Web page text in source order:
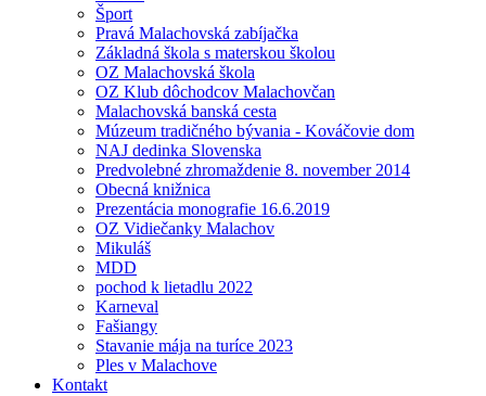
Šport
Pravá Malachovská zabíjačka
Základná škola s materskou školou
OZ Malachovská škola
OZ Klub dôchodcov Malachovčan
Malachovská banská cesta
Múzeum tradičného bývania - Kováčovie dom
NAJ dedinka Slovenska
Predvolebné zhromaždenie 8. november 2014
Obecná knižnica
Prezentácia monografie 16.6.2019
OZ Vidiečanky Malachov
Mikuláš
MDD
pochod k lietadlu 2022
Karneval
Fašiangy
Stavanie mája na turíce 2023
Ples v Malachove
Kontakt